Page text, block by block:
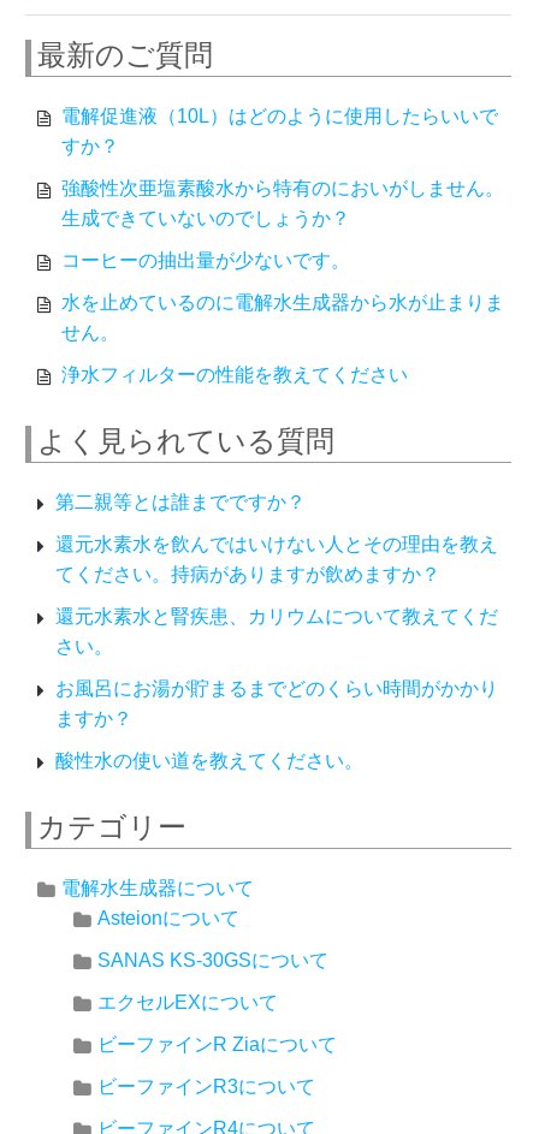
最新のご質問
電解促進液（10L）はどのように使用したらいいで
すか？
強酸性次亜塩素酸水から特有のにおいがしません。
生成できていないのでしょうか？
コーヒーの抽出量が少ないです。
水を止めているのに電解水生成器から水が止まりま
せん。
浄水フィルターの性能を教えてください
よく見られている質問
第二親等とは誰までですか？
還元水素水を飲んではいけない人とその理由を教え
てください。持病がありますが飲めますか？
還元水素水と腎疾患、カリウムについて教えてくだ
さい。
お風呂にお湯が貯まるまでどのくらい時間がかかり
ますか？
酸性水の使い道を教えてください。
カテゴリー
電解水生成器について
Asteionについて
SANAS KS-30GSについて
エクセルEXについて
ビーファインR Ziaについて
ビーファインR3について
ビーファインR4について